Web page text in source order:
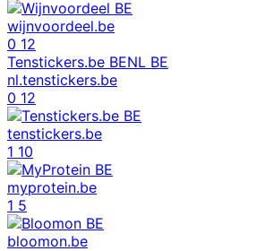
wijnvoordeel.be
0 12
Tenstickers.be BENL BE
nl.tenstickers.be
0 12
tenstickers.be
1 10
myprotein.be
1 5
bloomon.be